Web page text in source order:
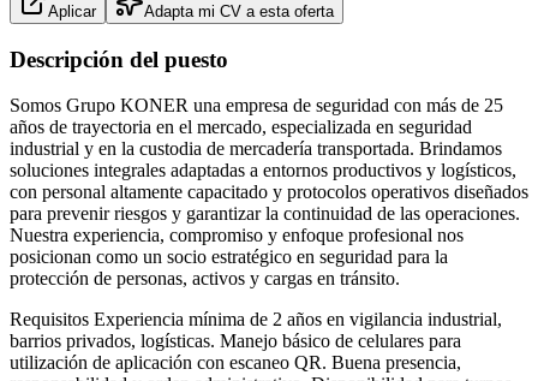
Aplicar Adapta mi CV a esta oferta
Descripción del puesto
Somos Grupo KONER una empresa de seguridad con más de 25
años de trayectoria en el mercado, especializada en seguridad
industrial y en la custodia de mercadería transportada. Brindamos
soluciones integrales adaptadas a entornos productivos y logísticos,
con personal altamente capacitado y protocolos operativos diseñados
para prevenir riesgos y garantizar la continuidad de las operaciones.
Nuestra experiencia, compromiso y enfoque profesional nos
posicionan como un socio estratégico en seguridad para la
protección de personas, activos y cargas en tránsito.
Requisitos Experiencia mínima de 2 años en vigilancia industrial,
barrios privados, logísticas. Manejo básico de celulares para
utilización de aplicación con escaneo QR. Buena presencia,